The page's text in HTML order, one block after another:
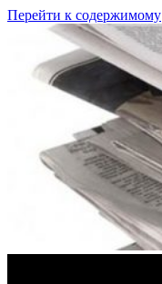
Перейти к содержимому